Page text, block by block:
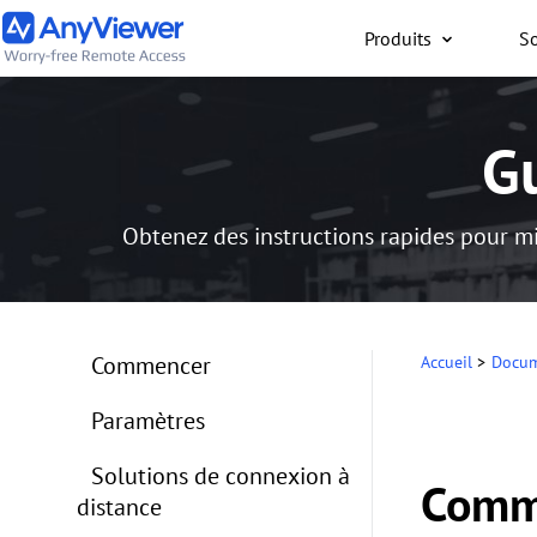
Produits
Particuliers
Accès gratuit à votre
PC/Mac/mobile, où que
Obtenez des instructions rapides pour
Commencer
Paramètres
Solutions de connexion à
distance
Accueil>